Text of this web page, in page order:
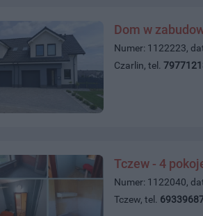
Dom w
Numer: 1122223,
Czarlin, tel.
Tczew - 4
Numer: 1122040,
Tczew, tel.